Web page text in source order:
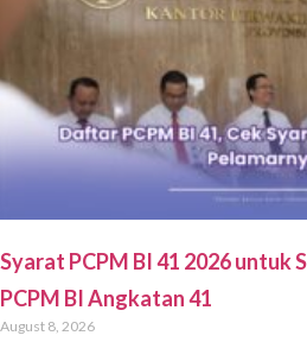
Syarat PCPM BI 41 2026 untuk
PCPM BI Angkatan 41
August 8, 2026